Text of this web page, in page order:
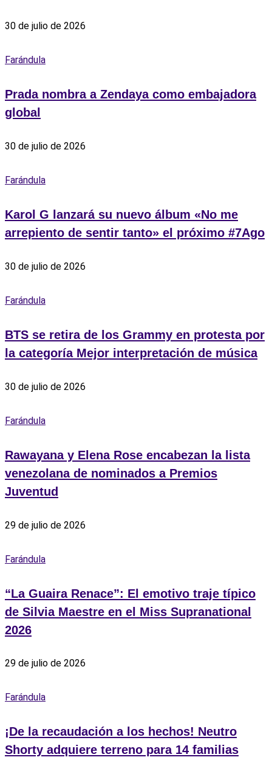
30 de julio de 2026
Farándula
Prada nombra a Zendaya como embajadora
global
30 de julio de 2026
Farándula
Karol G lanzará su nuevo álbum «No me
arrepiento de sentir tanto» el próximo #7Ago
30 de julio de 2026
Farándula
BTS se retira de los Grammy en protesta por
la categoría Mejor interpretación de música
30 de julio de 2026
Farándula
Rawayana y Elena Rose encabezan la lista
venezolana de nominados a Premios
Juventud
29 de julio de 2026
Farándula
“La Guaira Renace”: El emotivo traje típico
de Silvia Maestre en el Miss Supranational
2026
29 de julio de 2026
Farándula
¡De la recaudación a los hechos! Neutro
Shorty adquiere terreno para 14 familias